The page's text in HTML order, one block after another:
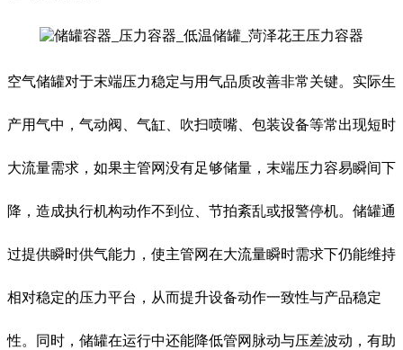
空气储罐对于末端压力稳定与用气品质改善非常关键。实际生
产用气中，气动阀、气缸、吹扫喷嘴、包装设备等常出现短时
大流量需求，如果主管网没有足够储量，末端压力容易瞬间下
降，造成执行机构动作不到位、节拍紊乱或报警停机。储罐通
过提供瞬时供气能力，使主管网在大流量瞬时需求下仍能维持
相对稳定的压力平台，从而提升设备动作一致性与产品稳定
性。同时，储罐在运行中还能降低管网脉动与压差波动，有助